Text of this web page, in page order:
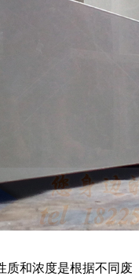
质和浓度是根据不同废